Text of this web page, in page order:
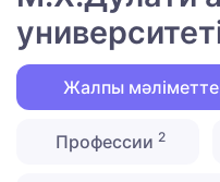
Жалпы
Профессии 2